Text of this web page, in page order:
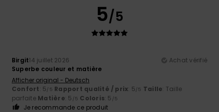
5/5
Birgit14 juillet 2026
Achat vérifié
Superbe couleur et matière
Afficher original - Deutsch
Confort: 5/5 Rapport qualité / prix: 5/5 Taille: Taille
parfaite Matière: 5 /5 Coloris: 5 /5
Je recommande ce produit